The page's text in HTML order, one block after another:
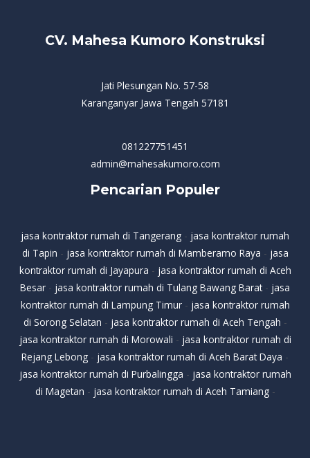
CV. Mahesa Kumoro Konstruksi
Jati Plesungan No. 57-58
Karanganyar Jawa Tengah 57181
081227751451
admin@mahesakumoro.com
Pencarian Populer
jasa kontraktor rumah di Tangerang - jasa kontraktor rumah
di Tapin - jasa kontraktor rumah di Mamberamo Raya - jasa
kontraktor rumah di Jayapura - jasa kontraktor rumah di Aceh
Besar - jasa kontraktor rumah di Tulang Bawang Barat- jasa
kontraktor rumah di Lampung Timur- jasa kontraktor rumah
di Sorong Selatan - jasa kontraktor rumah di Aceh Tengah -
jasa kontraktor rumah di Morowali - jasa kontraktor rumah di
Rejang Lebong - jasa kontraktor rumah di Aceh Barat Daya -
jasa kontraktor rumah di Purbalingga - jasa kontraktor rumah
di Magetan - jasa kontraktor rumah di Aceh Tamiang-